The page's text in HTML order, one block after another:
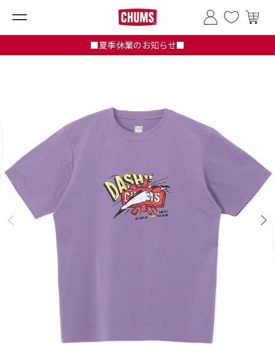
■夏季休業のお知らせ■